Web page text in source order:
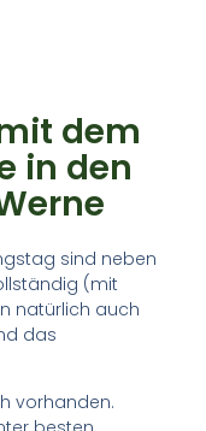
dem
in den
sind neben
(mit
natürlich auch
das
vorhanden.